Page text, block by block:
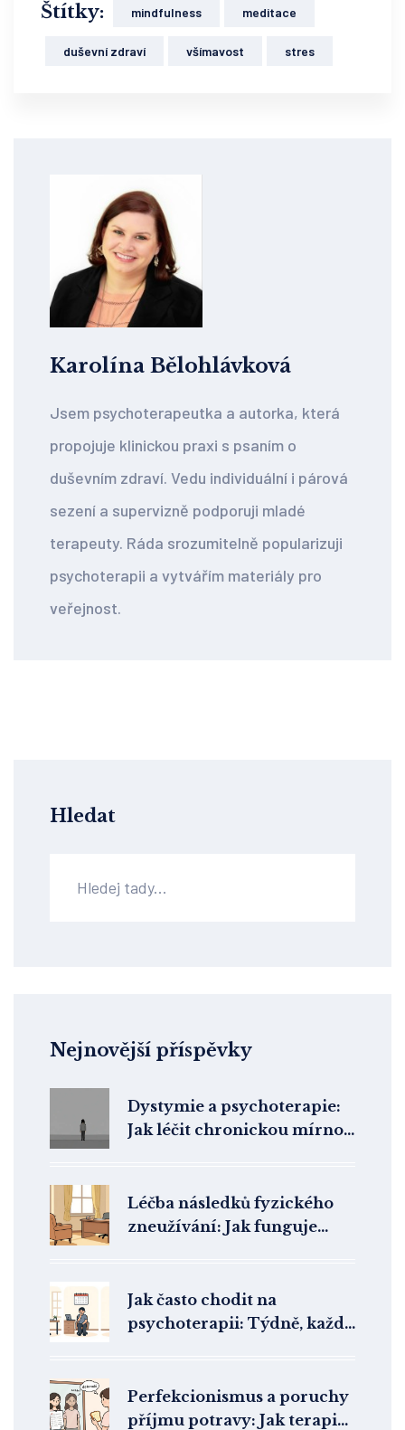
Štítky: mindfulness meditace
duševní zdraví všímavost stres
Karolína Bělohlávková
Jsem psychoterapeutka a autorka, která
propojuje klinickou praxi s psaním o
duševním zdraví. Vedu individuální i párová
sezení a supervizně podporuji mladé
terapeuty. Ráda srozumitelně popularizuji
psychoterapii a vytvářím materiály pro
veřejnost.
Hledat
Nejnovější příspěvky
Dystymie a psychoterapie:
Jak léčit chronickou mírnou
Léčba následků fyzického
zneužívání: Jak funguje
Jak často chodit na
psychoterapii: Týdně, každé
Perfekcionismus a poruchy
příjmu potravy: Jak terapie